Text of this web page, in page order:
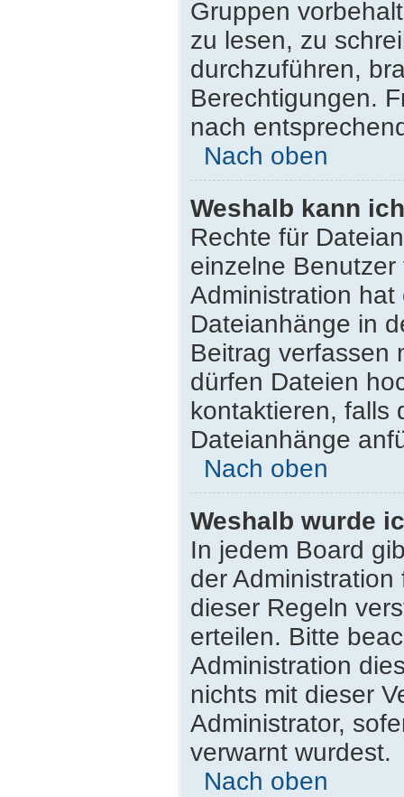
Gruppen
zu lesen, zu
durchzuführen,
Berechtigungen.
nach
Nach oben
Weshalb kann
Rechte für
einzelne
Administration
Dateianhänge in
Beitrag verfassen
dürfen Dateien
kontaktieren, falls
Dateianhänge
Nach oben
Weshalb wurde
In jedem Board
der
dieser Regeln
erteilen. Bitte
Administration
nichts mit dieser
Administrator,
verwarnt wurdest.
Nach oben